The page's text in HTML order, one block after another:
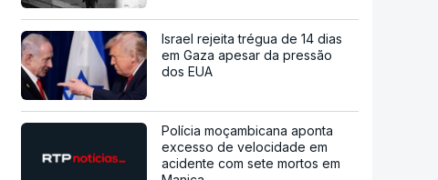
Israel rejeita trégua de 14 dias
em Gaza apesar da pressão
dos EUA
Polícia moçambicana aponta
excesso de velocidade em
acidente com sete mortos em